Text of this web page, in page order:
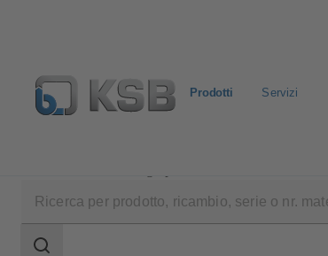
Prodotti Servizi
della